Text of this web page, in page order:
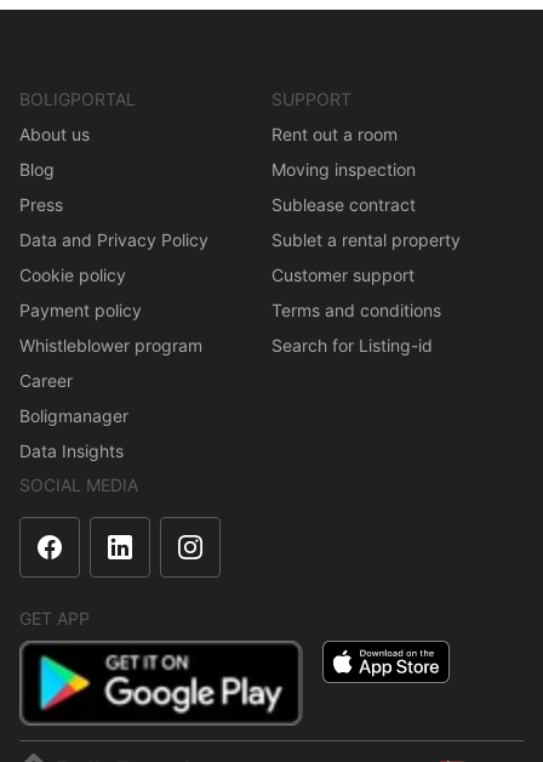
BOLIGPORTAL
About us
Blog
Press
Data and Privacy Policy
Cookie policy
Payment policy
Whistleblower program
Career
Boligmanager
Data Insights
SUPPORT
Rent out a room
Moving inspection
Sublease contract
Sublet a rental property
Customer support
Terms and conditions
Search for Listing-id
SOCIAL MEDIA
GET APP